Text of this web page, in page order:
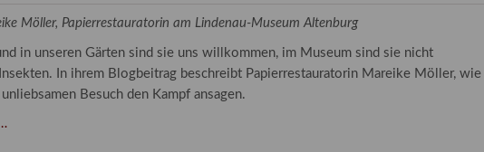
Möller, Papierrestauratorin am Lindenau-Museum Altenburg
in unseren Gärten sind sie uns willkommen, im Museum sind sie nicht
In ihrem Blogbeitrag beschreibt Papierrestauratorin Mareike Möller, wie
Besuch den Kampf ansagen.
Der